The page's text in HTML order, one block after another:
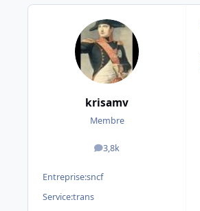
krisamv
Membre
3,8k
messages
Entreprise:sncf
Service:trans